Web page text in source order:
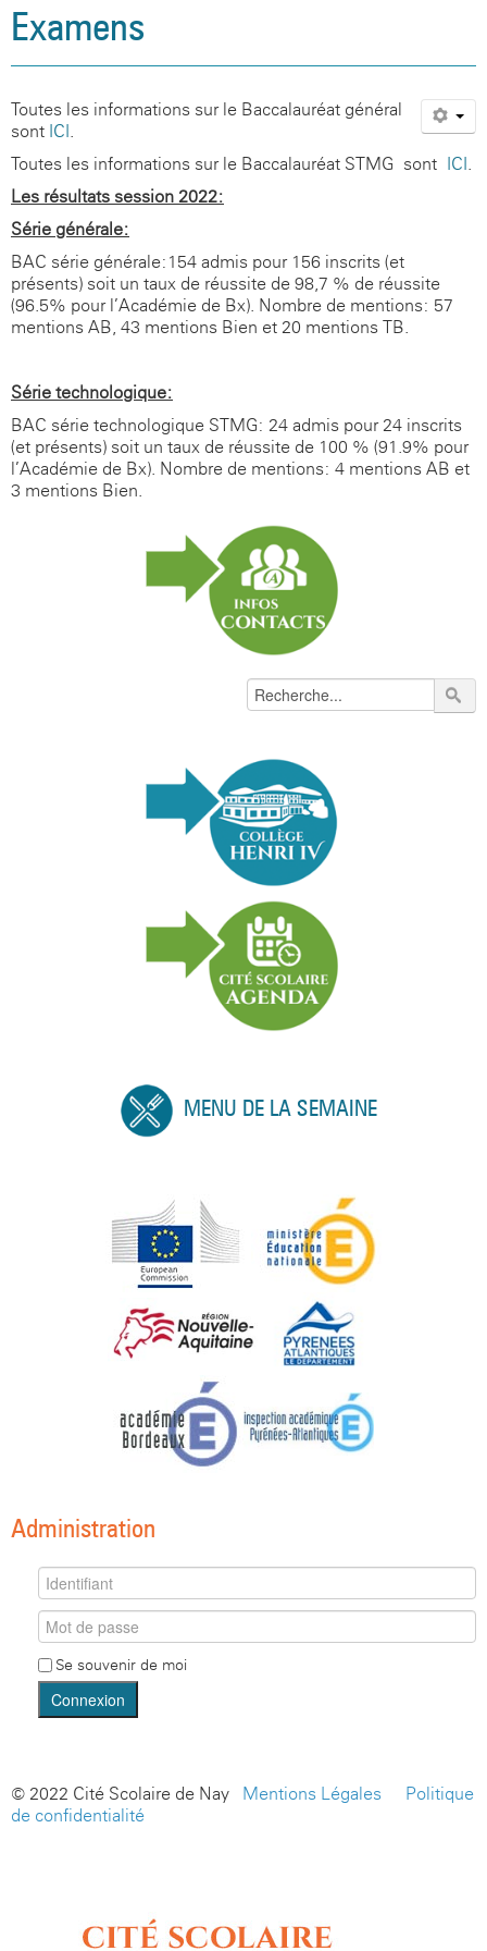
Examens
Toutes les informations sur le Baccalauréat général
sont ICI.
Toutes les informations sur le Baccalauréat STMG sont ICI.
Les résultats session 2022:
Série générale:
BAC série générale:154 admis pour 156 inscrits (et
présents) soit un taux de réussite de 98,7 % de réussite
(96.5% pour l’Académie de Bx). Nombre de mentions: 57
mentions AB, 43 mentions Bien et 20 mentions TB.
Série technologique:
BAC série technologique STMG: 24 admis pour 24 inscrits
(et présents) soit un taux de réussite de 100 % (91.9% pour
l’Académie de Bx). Nombre de mentions: 4 mentions AB et
3 mentions Bien.
MENU DE LA SEMAINE
Administration
Se souvenir de moi
Connexion
© 2022 Cité Scolaire de Nay - Mentions Légales
Politique
de confidentialité